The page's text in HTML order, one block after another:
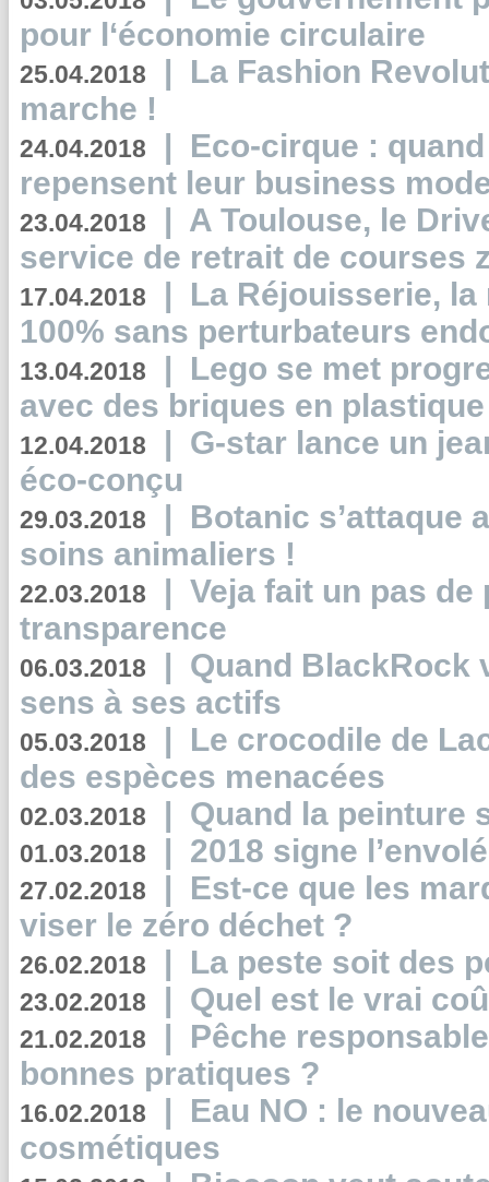
pour l‘économie circulaire
25.04.2018 | La Fashion
marche !
24.04.2018 | Eco-cirque :
repensent leur business
23.04.2018 | A Toulouse, le
service de retrait de courses
17.04.2018 | La Réjouisserie,
100% sans perturbateurs
13.04.2018 | Lego se met
avec des briques en
12.04.2018 | G-star lance un
éco-conçu
29.03.2018 | Botanic s’attaque
soins animaliers !
22.03.2018 | Veja fait un pas de
transparence
06.03.2018 | Quand BlackRock
sens à ses actifs
05.03.2018 | Le crocodile de
des espèces menacées
02.03.2018 | Quand la peinture
01.03.2018 | 2018 signe
27.02.2018 | Est-ce que les
viser le zéro déchet ?
26.02.2018 | La peste soit des
23.02.2018 | Quel est le vrai
21.02.2018 | Pêche
bonnes pratiques ?
16.02.2018 | Eau NO : le
cosmétiques